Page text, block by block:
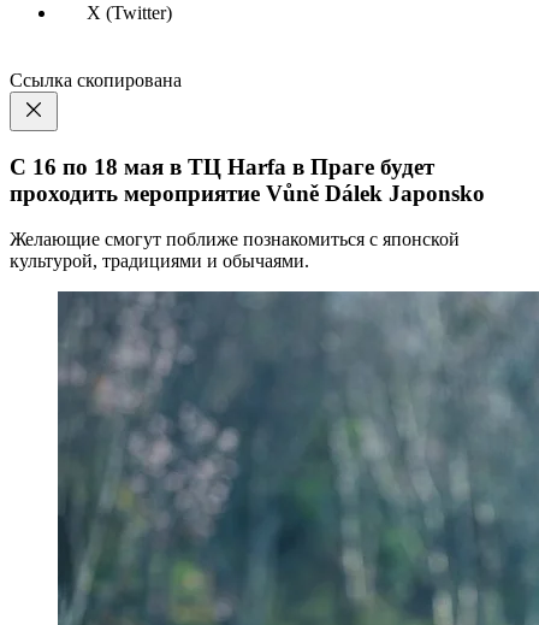
X (Twitter)
Ссылка скопирована
С 16 по 18 мая в TЦ Harfa в Праге будет
проходить мероприятие Vůně Dálek Japonsko
Желающие смогут поближе познакомиться с японской
культурой, традициями и обычаями.